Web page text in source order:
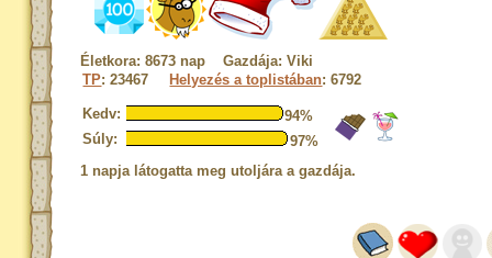
Életkora: 8673 nap Gazdája: Viki
TP: 23467 Helyezés a toplistában: 6792
Kedv:
94%
Súly:
97%
1 napja látogatta meg utoljára a gazdája.